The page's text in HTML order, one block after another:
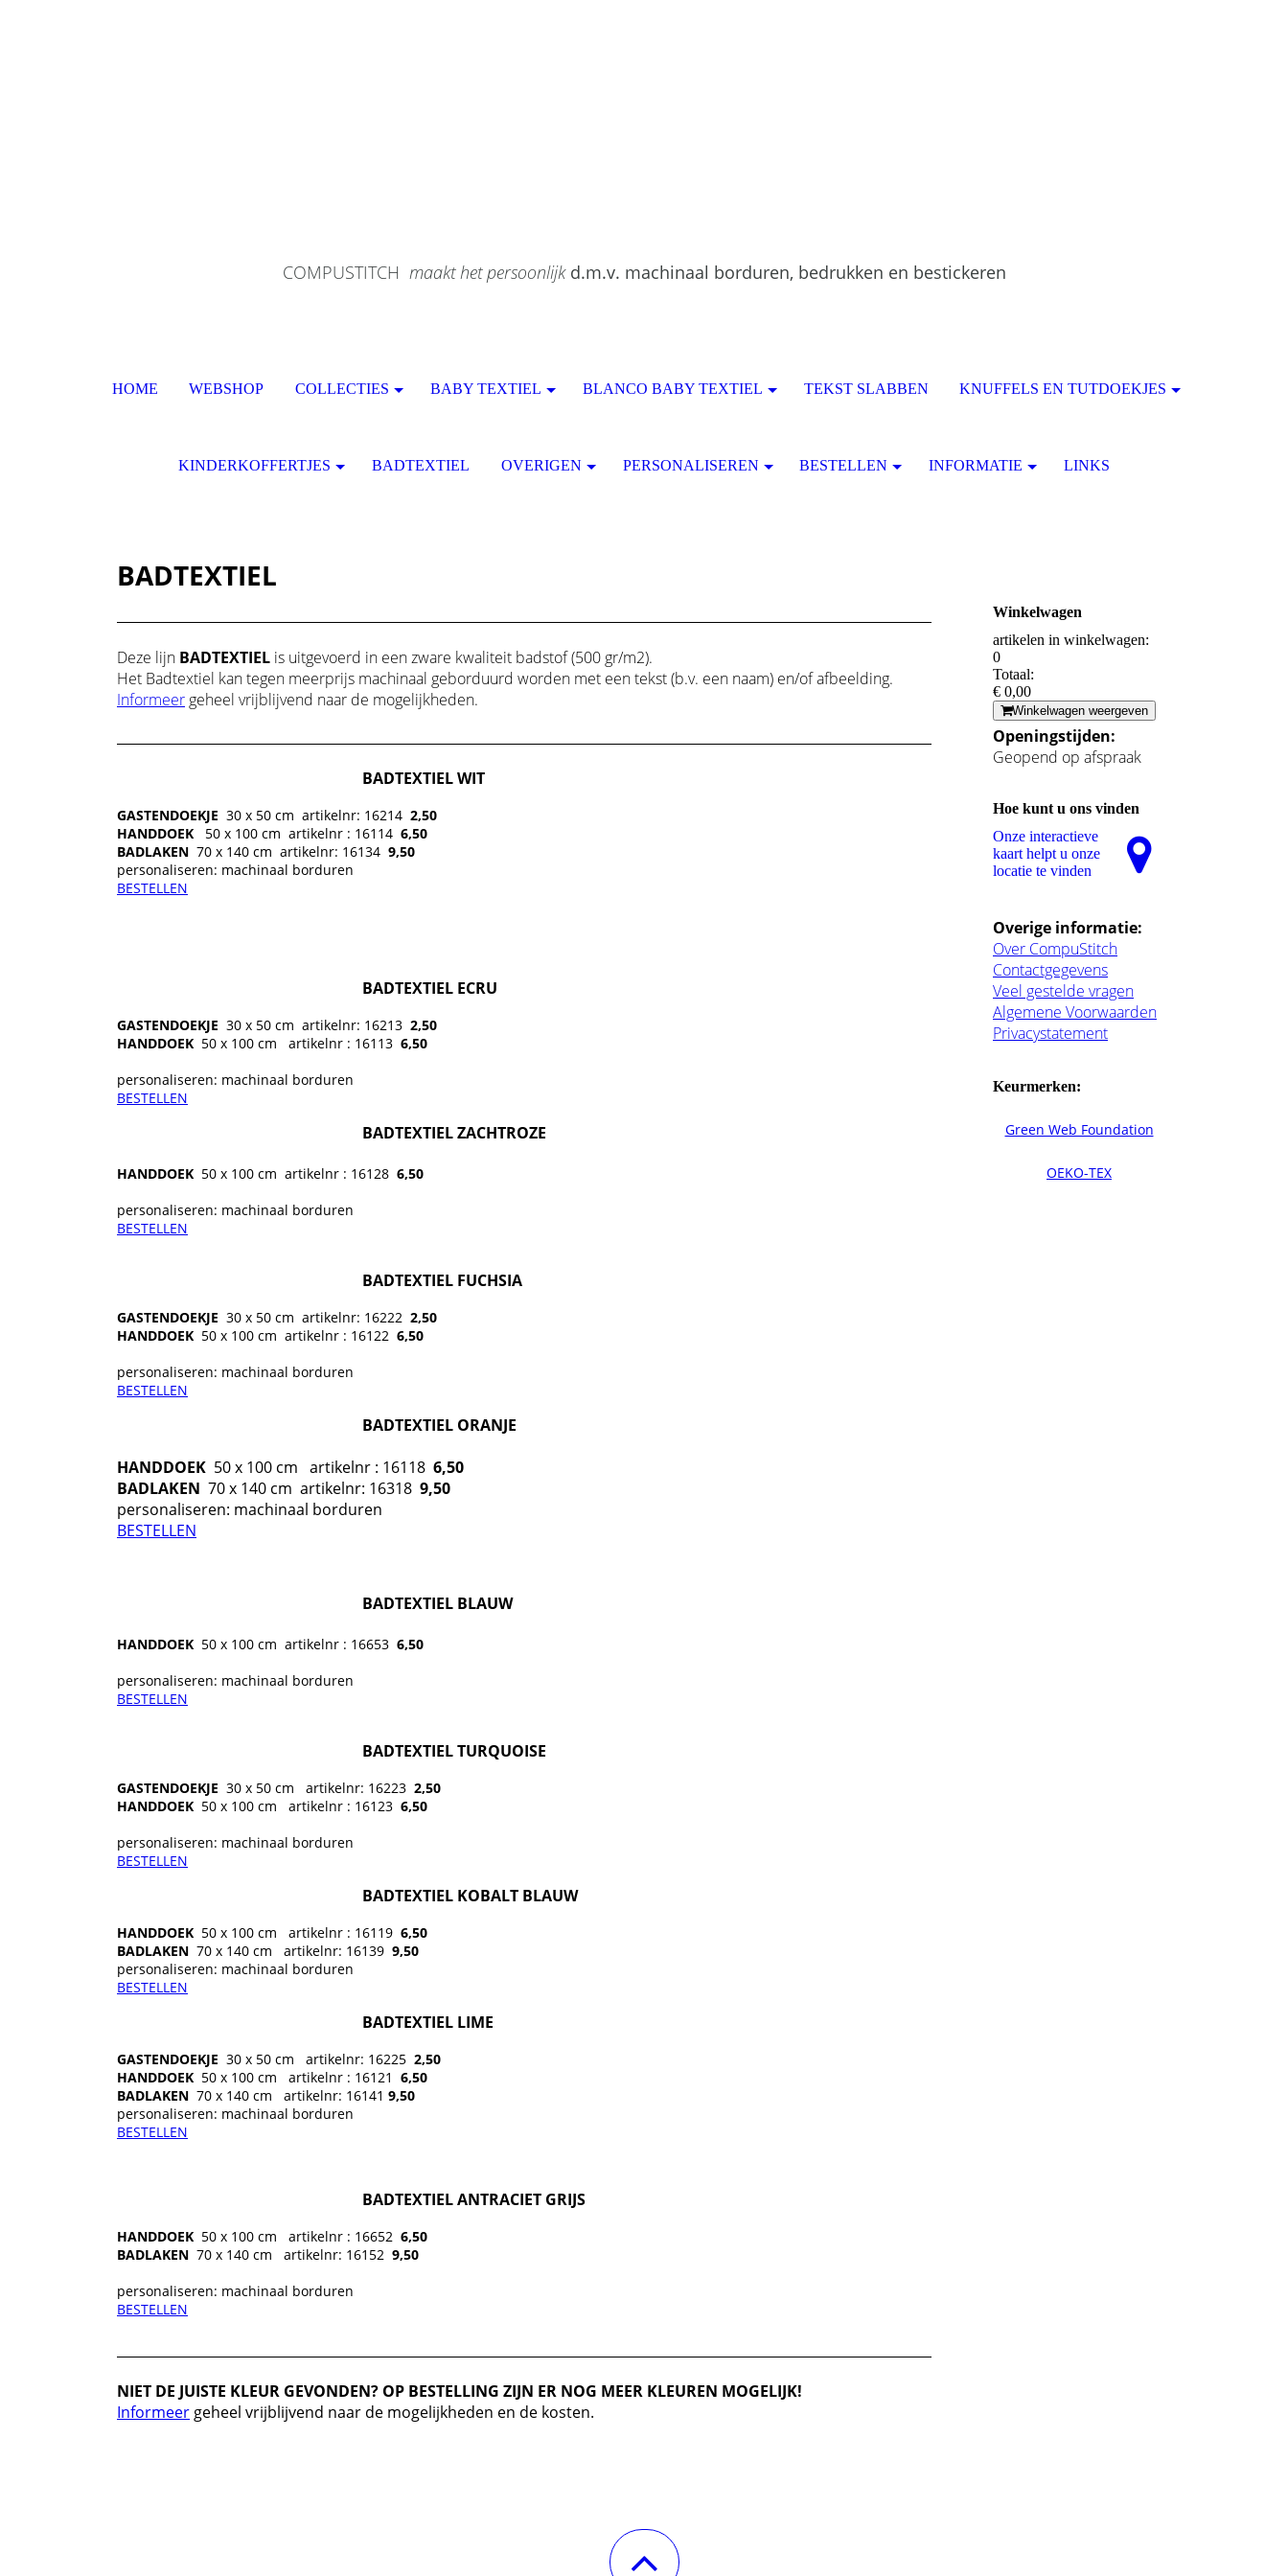
COMPUSTITCH maakt het persoonlijk d.m.v. machinaal borduren, bedrukken en bestickeren
HOME WEBSHOP COLLECTIES BABY TEXTIEL BLANCO BABY TEXTIEL TEKST SLABBEN KNUFFELS EN TUTDOEKJES
KINDERKOFFERTJES BADTEXTIEL OVERIGEN PERSONALISEREN BESTELLEN INFORMATIE LINKS
BADTEXTIEL
Deze lijn BADTEXTIEL is uitgevoerd in een zware kwaliteit badstof (500 gr/m2).
Het Badtextiel kan tegen meerprijs machinaal geborduurd worden met een tekst (b.v. een naam) en/of afbeelding.
Informeer geheel vrijblijvend naar de mogelijkheden.
BADTEXTIEL WIT
GASTENDOEKJE 30 x 50 cm artikelnr: 16214 2,50
HANDDOEK 50 x 100 cm artikelnr : 16114 6,50
BADLAKEN 70 x 140 cm artikelnr: 16134 9,50
personaliseren: machinaal borduren
BESTELLEN
BADTEXTIEL ECRU
GASTENDOEKJE 30 x 50 cm artikelnr: 16213 2,50
HANDDOEK 50 x 100 cm artikelnr : 16113 6,50
personaliseren: machinaal borduren
BESTELLEN
BADTEXTIEL ZACHTROZE
HANDDOEK 50 x 100 cm artikelnr : 16128 6,50
personaliseren: machinaal borduren
BESTELLEN
BADTEXTIEL FUCHSIA
GASTENDOEKJE 30 x 50 cm artikelnr: 16222 2,50
HANDDOEK 50 x 100 cm artikelnr : 16122 6,50
personaliseren: machinaal borduren
BESTELLEN
BADTEXTIEL ORANJE
HANDDOEK 50 x 100 cm artikelnr : 16118 6,50
BADLAKEN 70 x 140 cm artikelnr: 16318 9,50
personaliseren: machinaal borduren
BESTELLEN
BADTEXTIEL BLAUW
HANDDOEK 50 x 100 cm artikelnr : 16653 6,50
personaliseren: machinaal borduren
BESTELLEN
BADTEXTIEL TURQUOISE
GASTENDOEKJE 30 x 50 cm artikelnr: 16223 2,50
HANDDOEK 50 x 100 cm artikelnr : 16123 6,50
personaliseren: machinaal borduren
BESTELLEN
BADTEXTIEL KOBALT BLAUW
HANDDOEK 50 x 100 cm artikelnr : 16119 6,50
BADLAKEN 70 x 140 cm artikelnr: 16139 9,50
personaliseren: machinaal borduren
BESTELLEN
BADTEXTIEL LIME
GASTENDOEKJE 30 x 50 cm artikelnr: 16225 2,50
HANDDOEK 50 x 100 cm artikelnr : 16121 6,50
BADLAKEN 70 x 140 cm artikelnr: 16141 9,50
personaliseren: machinaal borduren
BESTELLEN
BADTEXTIEL ANTRACIET GRIJS
HANDDOEK 50 x 100 cm artikelnr : 16652 6,50
BADLAKEN 70 x 140 cm artikelnr: 16152 9,50
personaliseren: machinaal borduren
BESTELLEN
NIET DE JUISTE KLEUR GEVONDEN? OP BESTELLING ZIJN ER NOG MEER KLEUREN MOGELIJK!
Informeer geheel vrijblijvend naar de mogelijkheden en de kosten.
Winkelwagen
artikelen in winkelwagen:
0
Totaal:
€ 0,00
Winkelwagen weergeven
Openingstijden:
Geopend op afspraak
Hoe kunt u ons vinden
Onze interactieve
kaart helpt u onze
locatie te vinden
Overige informatie:
Over CompuStitch
Contactgegevens
Veel gestelde vragen
Algemene Voorwaarden
Privacystatement
Keurmerken:
Green Web Foundation
OEKO-TEX